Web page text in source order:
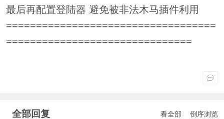
最后再配置登陆器 避免被非法木马插件利用
===================================
===============================
全部回复 看全部 倒序浏览